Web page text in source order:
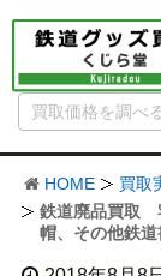
HOME
買取
鉄道廃品買取
帽、その他鉄